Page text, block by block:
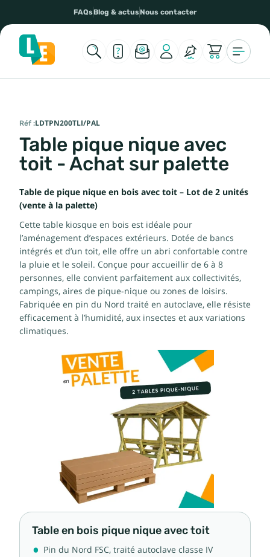
FAQsBlog & actusNous contacter
Réf :LDTPN200TLI/PAL
Table pique nique avec
toit - Achat sur palette
Table de pique nique en bois avec toit – Lot de 2 unités
(vente à la palette)
Cette table kiosque en bois est idéale pour
l’aménagement d’espaces extérieurs. Dotée de bancs
intégrés et d’un toit, elle offre un abri confortable contre
la pluie et le soleil. Conçue pour accueillir de 6 à 8
personnes, elle convient parfaitement aux collectivités,
campings, aires de pique-nique ou zones de loisirs.
Fabriquée en pin du Nord traité en autoclave, elle résiste
efficacement à l’humidité, aux insectes et aux variations
climatiques.
Table en bois pique nique avec toit
Pin du Nord FSC, traité autoclave classe IV